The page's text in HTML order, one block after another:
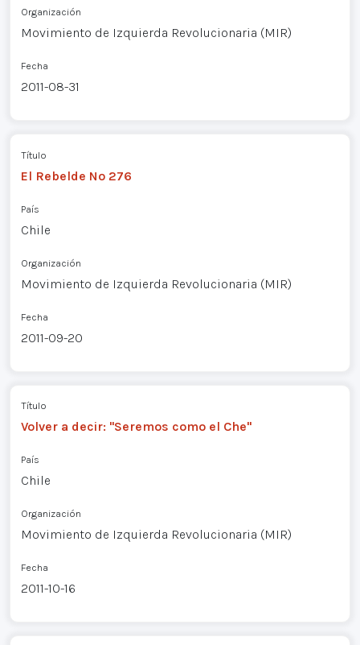
Organización
Movimiento de Izquierda Revolucionaria (MIR)
Fecha
2011-08-31
Título
El Rebelde Nº 276
País
Chile
Organización
Movimiento de Izquierda Revolucionaria (MIR)
Fecha
2011-09-20
Título
Volver a decir: "Seremos como el Che"
País
Chile
Organización
Movimiento de Izquierda Revolucionaria (MIR)
Fecha
2011-10-16